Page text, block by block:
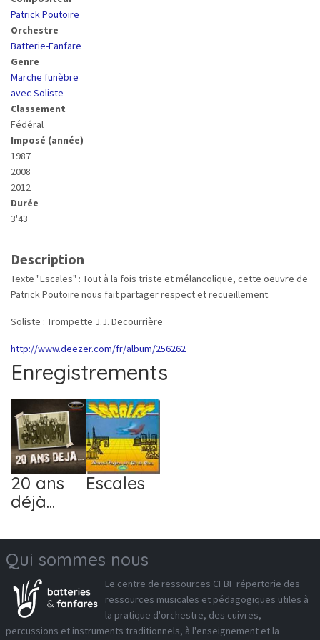
Patrick Poutoire
Orchestre
Batterie-Fanfare
Genre
Marche funèbre
avec Soliste
Classement
Fédéral
Imposé (année)
1987
2008
2012
Durée
3'43
Description
Texte "Escales" : Tout à la fois triste et mélancolique, cette oeuvre de
Patrick Poutoire nous fait partager respect et recueillement.
Soliste : Trompette J.J. Decourrière
http://www.deezer.com/fr/album/256262
Enregistrements
20 ans
déjà...
Escales
Qui sommes nous
Le centre de ressources CFBF répertorie des
ressources musicales et pédagogiques utiles à
la pratique d'orchestre, des cuivres,
percussions et instruments traditionnels, à l'enseignement et la